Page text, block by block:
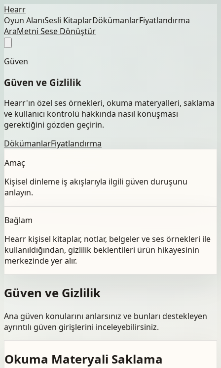
Hearr
Oyun AlanıSesli KitaplarDökümanlarFiyatlandırma
AraMetni Sese Dönüştür
Güven
Güven ve Gizlilik
Hearr'ın özel ses örnekleri, okuma materyalleri, saklama
ve kullanıcı kontrolü hakkında nasıl konuşması
gerektiğini gözden geçirin.
DökümanlarFiyatlandırma
Amaç
Kişisel dinleme iş akışlarıyla ilgili güven duruşunu
anlayın.
Bağlam
Hearr kişisel kitaplar, notlar, belgeler ve ses örnekleri ile
kullanıldığından, gizlilik beklentileri ürün hikayesinin
merkezinde yer alır.
Güven ve Gizlilik
Ana güven konularını anlarsınız ve bunları destekleyen
ayrıntılı güven girişlerini inceleyebilirsiniz.
Okuma Materyali Saklama